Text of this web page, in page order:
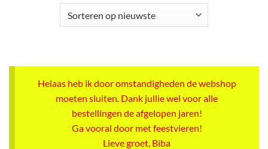
Helaas heb ik door omstandigheden de webshop
moeten sluiten. Dank jullie wel voor alle
bestellingen de afgelopen jaren!
Ga vooral door met feestvieren!
Lieve groet, Biba